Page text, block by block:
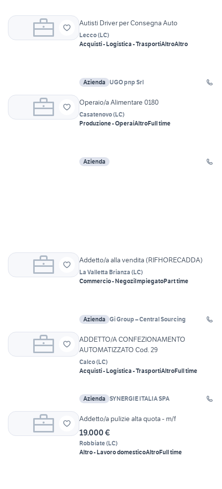
Autisti Driver per Consegna Auto
Lecco(LC)
Acquisti - Logistica - TrasportiAltroAltro
Azienda UGO pnp Srl
Operaio/a Alimentare 0180
Casatenovo(LC)
Produzione - OperaiAltroFull time
Azienda
Addetto/a alla vendita (RIFHORECADDA)
La Valletta Brianza (LC)
Commercio - NegoziImpiegatoPart time
Azienda Gi Group – Central Sourcing
ADDETTO/A CONFEZIONAMENTO
AUTOMATIZZATO Cod. 29
Calco(LC)
Acquisti - Logistica - TrasportiAltroFull time
Azienda SYNERGIE ITALIA SPA
Addetto/a pulizie alta quota - m/f
19.000 €
Robbiate(LC)
Altro - Lavoro domesticoAltroFull time